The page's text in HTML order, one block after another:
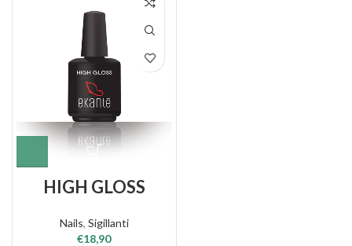
HIGH GLOSS
Nails, Sigillanti
€18,90